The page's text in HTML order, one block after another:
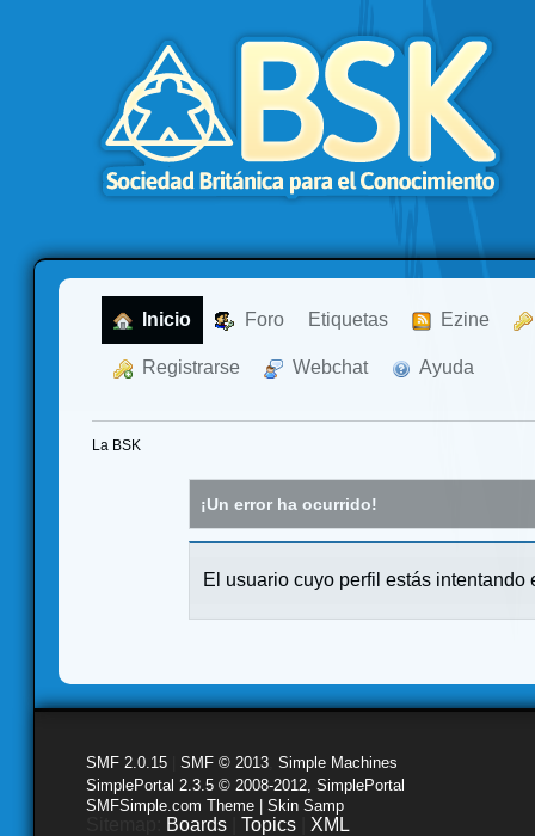
Inicio Foro Etiquetas Ezine
Registrarse Webchat Ayuda
La BSK
¡Un error ha ocurrido!
El usuario cuyo perfil estás intentando
SMF 2.0.15 SMF © 2013 Simple Machines
SimplePortal 2.3.5 © 2008-2012, SimplePortal
SMFSimple.com Theme | Skin Samp
Boards Topics XML